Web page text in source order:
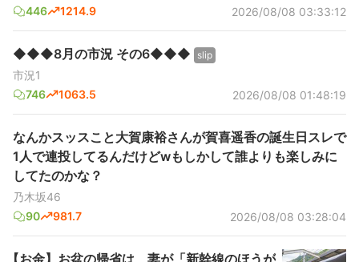
446
1214.9 2026/08/08 03:33:12
◆◆◆8月の市況 その6◆◆◆ slip
市況1
746
1063.5 2026/08/08 01:48:19
なんかスッスこと大賀康裕さんが賀喜遥香の誕生日スレで
1人で連投してるんだけどwもしかして誰よりも楽しみに
してたのかな？
乃木坂46
90
981.7 2026/08/08 03:28:04